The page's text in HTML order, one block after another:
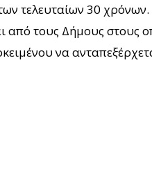
τελευταίων 30
από τους Δήμους στους
να